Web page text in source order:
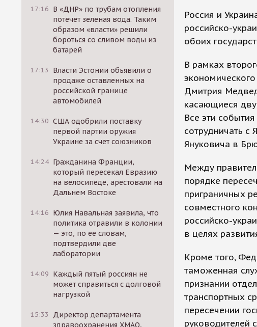
17:16 В «ДНР» по трубам отопления
потечет зеленая вода. Таким
образом «власти» решили
бороться со сливом воды из
батарей
17:13
Власти Эстонии объявили о
продаже оставленных на
российской границе
автомобилей
14:30 США одобрили поставку
первой партии оружия
Украине за счет союзников
14:24 Гражданина Франции,
который пересекал Евразию
на велосипеде, арестовали на
Дальнем Востоке
14:16 Юлия Навальная заявила, что
политика отравили в колонии
— это, по ее словам,
подтвердили две
лаборатории
14:09 Каждый пятый россиян не
может справиться с долговой
нагрузкой
15:33
Директор департамента
здравоохранения ХМАО,
Россия и
российско-
обоих
В рамках
Дмитрия
касающиеся
Все эти
сотрудничать с
Януковича в
Между
порядке
приграничных
совместного
российско-
в целях
Кроме того,
таможенная
признании
транспортных
пересечении
руководителей